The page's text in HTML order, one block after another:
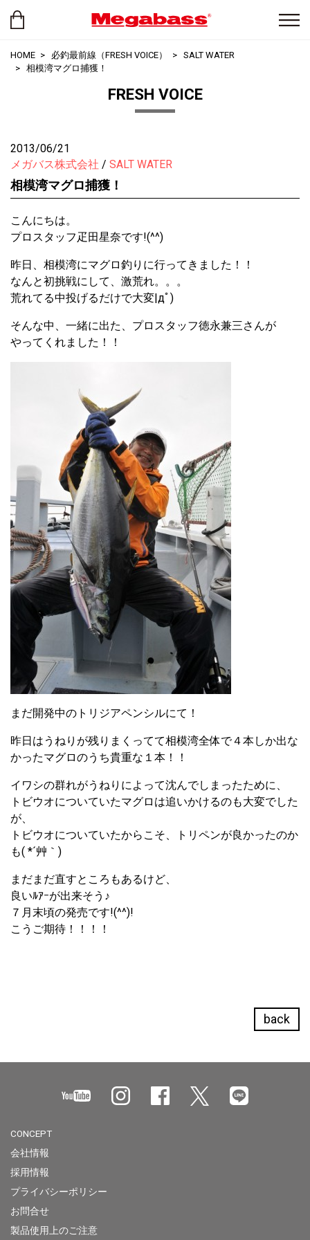
HOME 必釣最前線（FRESH VOICE）
SALT WATER
相模湾マグロ捕獲！
FRESH VOICE
2013/06/21
メガバス株式会社
SALT WATER
相模湾マグロ捕獲！
こんにちは。
プロスタッフ疋田星奈です!(^^)
昨日、相模湾にマグロ釣りに行ってきました！！
なんと初挑戦にして、激荒れ。。。
荒れてる中投げるだけで大変|дﾟ)
そんな中、一緒に出た、プロスタッフ徳永兼三さんが
やってくれました！！
まだ開発中のトリジアペンシルにて！
昨日はうねりが残りまくってて相模湾全体で４本しか出な
かったマグロのうち貴重な１本！！
イワシの群れがうねりによって沈んでしまったために、
トビウオについていたマグロは追いかけるのも大変でした
が、
トビウオについていたからこそ、トリペンが良かったのか
も( *´艸｀)
まだまだ直すところもあるけど、
良いﾙｱｰが出来そう♪
７月末頃の発売です!(^^)!
こうご期待！！！！
back
CONCEPT
会社情報
採用情報
プライバシーポリシー
お問合せ
製品使用上のご注意